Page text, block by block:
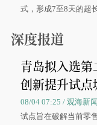
式，形成7至8天的超
深度报道
青岛拟入选
创新提升试点
08/04 07:25 / 观海新闻
试点旨在破解当前零